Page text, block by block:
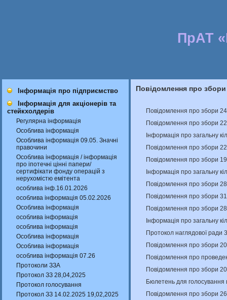
ПрАТ
Інформація про підприємство
Інформація для акціонерів та
стейкхолдерів
Регулярна інформація
Особлива інформація
Особлива інформація 09.05. Значні
правочини
Особлива інформація / інформація
про іпотечні цінні папери/
сертифікати фонду операцій з
нерухомістю емітента
особлива інф.16.01.2026
особлива інформація 05.02.2026
Особлива інформація
особлива інформація
особлива інформація
Особлива інформація
Особлива інформація
особлива інформація 07.26
Протоколи ЗЗА
Протокол ЗЗ 28,04,2025
Протокол голосування
Протокол ЗЗ 14.02.2025 19,02,2025
Повідомлення про збори
Повідомлення про збори
Повідомлення про збори
Інформація про загальну
Повідомлення про збори
Повідомлення про збори
Інформація про загальну
Повідомлення про збори
Повідомлення про збори
Повідомлення про збори
Інформація про загальну
Протокол наглядової
Повідомлення про збори
Повідомлення про
Повідомлення про збори
Бюлетень для
Повідомлення про збори